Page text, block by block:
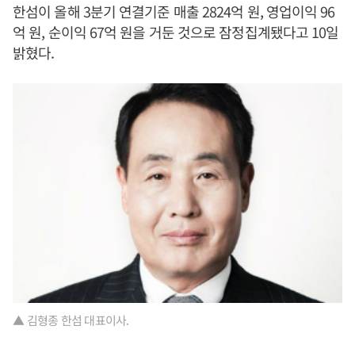
한섬이 올해 3분기 연결기준 매출 2824억 원, 영업이익 96
억 원, 순이익 67억 원을 거둔 것으로 잠정집계됐다고 10일
밝혔다.
▲ 김형종 한섬 대표이사.